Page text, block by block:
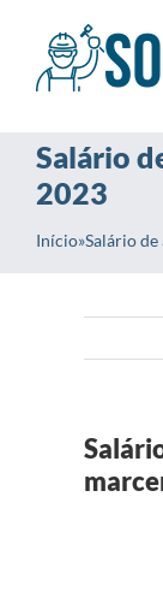
Salário
2023
Início»Salário